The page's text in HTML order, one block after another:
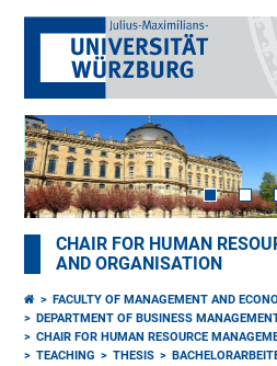
CHAIR FOR HUMAN
AND ORGANISATION
FACULTY OF MANAGEMENT AND
DEPARTMENT OF BUSINESS
CHAIR FOR HUMAN RESOURCE
TEACHING
THESIS